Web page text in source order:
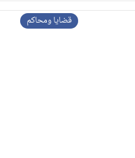
قضايا ومحاكم